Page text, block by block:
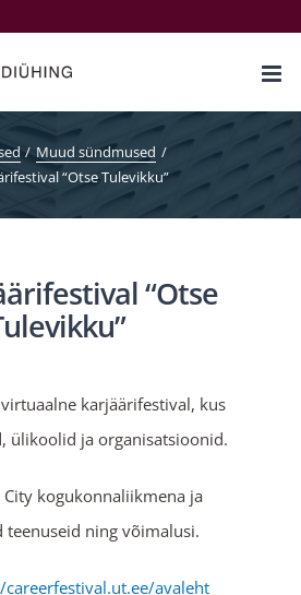
Muud sündmused
“Otse Tulevikku”
“Otse
virtuaalne karjäärifestival, kus
ülikoolid ja organisatsioonid.
City kogukonnaliikmena ja
ning võimalusi.
avaleht